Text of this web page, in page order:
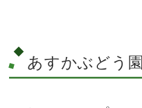
あすかぶどう園